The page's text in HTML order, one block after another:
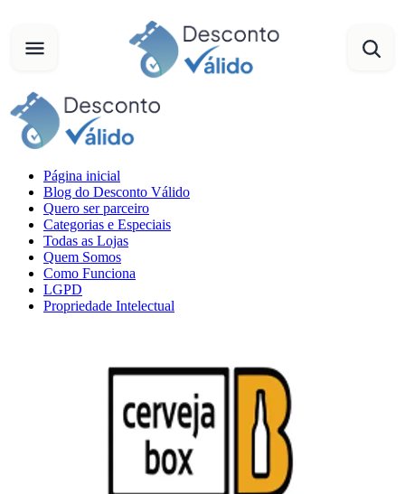
Página inicial
Blog do Desconto Válido
Quero ser parceiro
Categorias e Especiais
Todas as Lojas
Quem Somos
Como Funciona
LGPD
Propriedade Intelectual